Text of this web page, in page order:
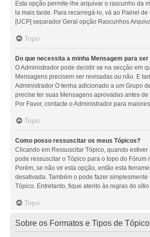
Esta opção permite-lhe arquivar o rascunho da
la mais tarde. Para recarregá-lo, vá ao Painel
[UCP] separador Geral opção Rascunhos
Topo
Do que necessita a minha Mensagem para
O Administrador pode decidir se na secção em
Mensagens precisem ser revisadas ou não. E
Administrador O tenha adicionado a um Grupo
precise ter suas Mensagens aprovadas antes
Por Favor, contacte o Administrador para
Topo
Como posso ressuscitar os meus Tópicos?
Clicando em Ressuscitar Tópico, quando
pode ressuscitar o Tópico para o topo do Fórum
Porém, se não vir esta opção, então esta
desativada. Também o pode fazer
Tópico. Entretanto, fique atento às regras do
Topo
Sobre os Formatos e Tipos de